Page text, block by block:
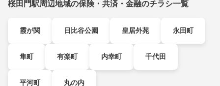
桜田門駅周辺地域の保険・共済・金融のチラシ一覧
霞が関 日比谷公園 皇居外苑 永田町
隼町 有楽町 内幸町 千代田
平河町 丸の内